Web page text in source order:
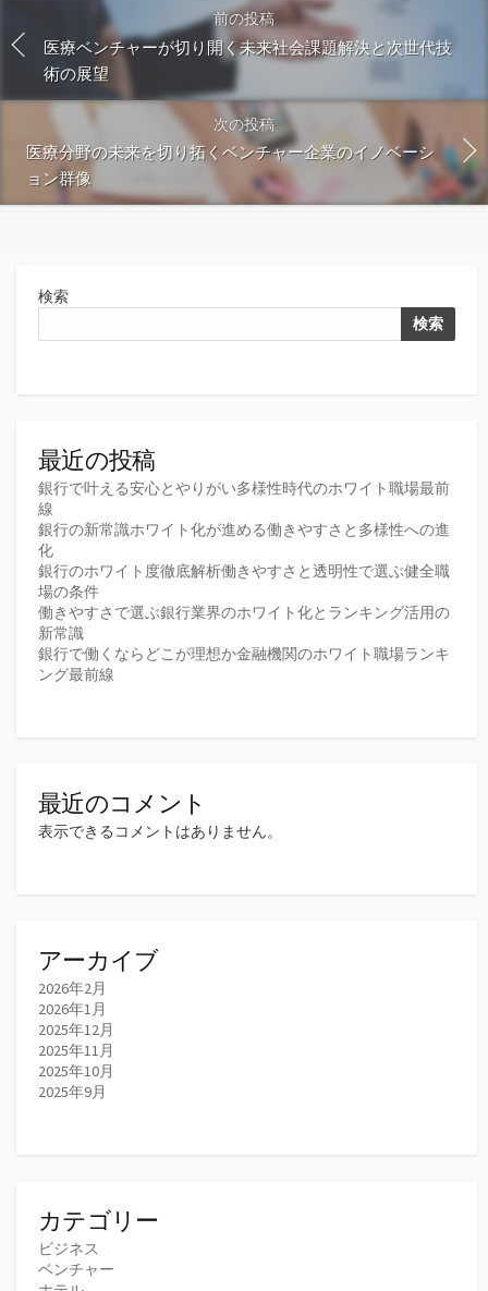
前の投稿
医療ベンチャーが切り開く未来社会課題解決と次世代技
術の展望
次の投稿
医療分野の未来を切り拓くベンチャー企業のイノベーシ
ョン群像
検索
検索
最近の投稿
銀行で叶える安心とやりがい多様性時代のホワイト職場最前
線
銀行の新常識ホワイト化が進める働きやすさと多様性への進
化
銀行のホワイト度徹底解析働きやすさと透明性で選ぶ健全職
場の条件
働きやすさで選ぶ銀行業界のホワイト化とランキング活用の
新常識
銀行で働くならどこが理想か金融機関のホワイト職場ランキ
ング最前線
最近のコメント
表示できるコメントはありません。
アーカイブ
2026年2月
2026年1月
2025年12月
2025年11月
2025年10月
2025年9月
カテゴリー
ビジネス
ベンチャー